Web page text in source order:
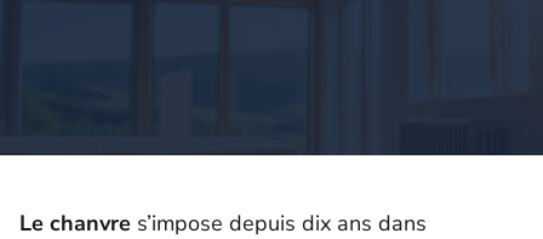
Le chanvre s’impose depuis dix ans dans